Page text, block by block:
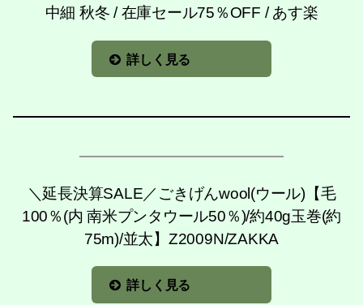
中細 秋冬 / 在庫セール75％OFF / あす楽
詳しく見る
＼延長決算SALE／ごきげんwool(ウール)【毛
100％(内 南米プンタウール50％)/約40g玉巻(約
75m)/並太】Z2009N/ZAKKA
詳しく見る